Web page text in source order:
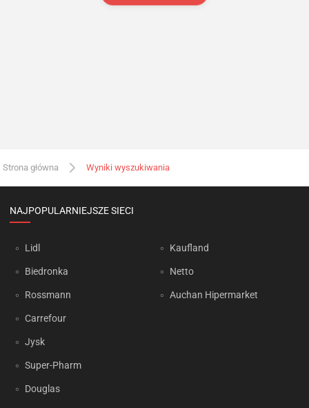
Strona główna Wyniki wyszukiwania
NAJPOPULARNIEJSZE SIECI
Lidl
Biedronka
Rossmann
Carrefour
Jysk
Super-Pharm
Douglas
Kaufland
Netto
Auchan Hipermarket